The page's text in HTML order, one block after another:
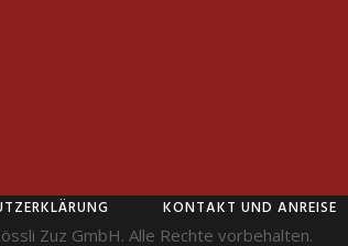
KONTAKT UND ANREISE
Zuz GmbH. Alle Rechte vorbehalten.